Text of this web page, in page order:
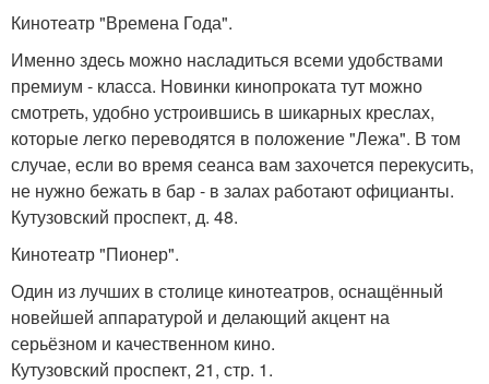
Кинотеатр "Времена Года".
Именно здесь можно насладиться всеми удобствами
премиум - класса. Новинки кинопроката тут можно
смотреть, удобно устроившись в шикарных креслах,
которые легко переводятся в положение "Лежа". В том
случае, если во время сеанса вам захочется перекусить,
не нужно бежать в бар - в залах работают официанты.
Кутузовский проспект, д. 48.
Кинотеатр "Пионер".
Один из лучших в столице кинотеатров, оснащённый
новейшей аппаратурой и делающий акцент на
серьёзном и качественном кино.
Кутузовский проспект, 21, стр. 1.